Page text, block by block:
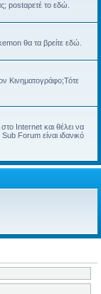
postαρετέ το εδώ.
θα τα βρείτε εδώ.
Κινηματογράφο;Τότε
Internet και θέλει να
Forum είναι ιδανικό